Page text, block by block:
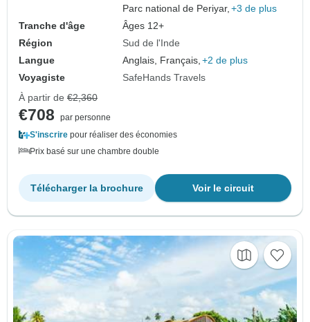
Parc national de Periyar, +3 de plus
Tranche d'âge
Âges 12+
Région
Sud de l'Inde
Langue
Anglais, Français, +2 de plus
Voyagiste
SafeHands Travels
À partir de €2,360
€708
par personne
S'inscrire pour réaliser des économies
Prix basé sur une chambre double
Voir le circuit
Télécharger la brochure